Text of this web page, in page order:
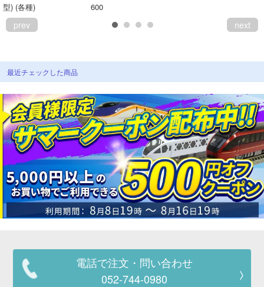
型) (各種)
600
prev next
最近チェックした商品
電話で注文・問い合わせ
052-744-0980